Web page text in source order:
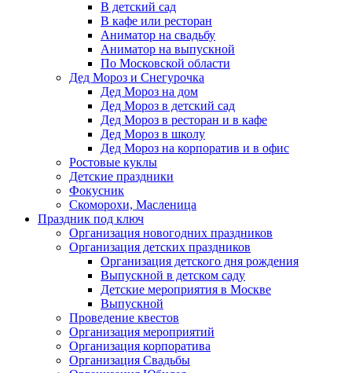
В детский сад
В кафе или ресторан
Аниматор на свадьбу
Аниматор на выпускной
По Московской области
Дед Мороз и Снегурочка
Дед Мороз на дом
Дед Мороз в детский сад
Дед Мороз в ресторан и в кафе
Дед Мороз в школу
Дед Мороз на корпоратив и в офис
Ростовые куклы
Детские праздники
Фокусник
Скоморохи, Масленица
Праздник под ключ
Организация новогодних праздников
Организация детских праздников
Организация детского дня рождения
Выпускной в детском саду
Детские мероприятия в Москве
Выпускной
Проведение квестов
Организация мероприятий
Организация корпоратива
Организация Свадьбы